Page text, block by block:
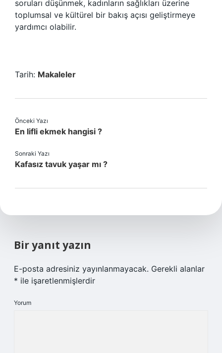
soruları düşünmek, kadınların sağlıkları üzerine
toplumsal ve kültürel bir bakış açısı geliştirmeye
yardımcı olabilir.
Tarih: Makaleler
Önceki Yazı
En lifli ekmek hangisi ?
Sonraki Yazı
Kafasız tavuk yaşar mı ?
Bir yanıt yazın
E-posta adresiniz yayınlanmayacak. Gerekli alanlar
* ile işaretlenmişlerdir
Yorum